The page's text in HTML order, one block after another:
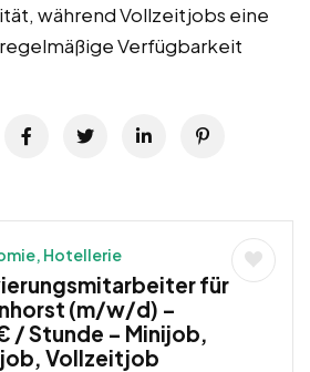
während Vollzeitjobs eine
Verfügbarkeit
Hotellerie
für
(m/w/d) –
/ Stunde – Minijob,
Vollzeitjob